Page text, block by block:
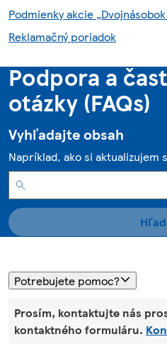
Reklamačný poriadok
Podpora a
otázky (FAQs)
Vyhľadajte obsah
Napríklad, ako si aktualizujem
Potrebujete pomoc?
Prosím, kontaktujte nás
kontaktného formuláru.